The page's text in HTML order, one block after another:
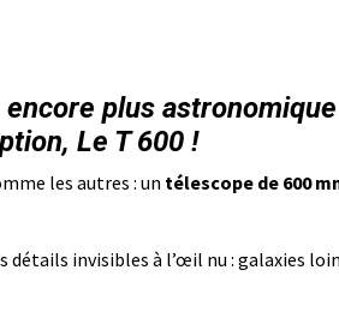
plus
Le T 600 !
les autres : un télescope de 600
détails invisibles à l’œil nu : galaxies